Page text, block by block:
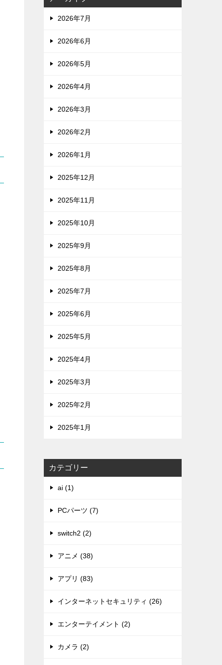
2026年7月
2026年6月
2026年5月
2026年4月
2026年3月
2026年2月
2026年1月
2025年12月
2025年11月
2025年10月
2025年9月
2025年8月
2025年7月
2025年6月
2025年5月
2025年4月
2025年3月
2025年2月
2025年1月
カテゴリー
ai (1)
PCパーツ (7)
switch2 (2)
アニメ (38)
アプリ (83)
インターネットセキュリティ (26)
エンターテイメント (2)
カメラ (2)